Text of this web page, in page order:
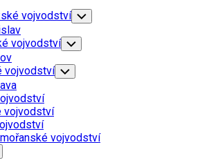
vojvodství Toggle
Child
Menu
vojvodství Toggle
Child
Menu
vojvodství Toggle
Child
vojvodství
vojvodství